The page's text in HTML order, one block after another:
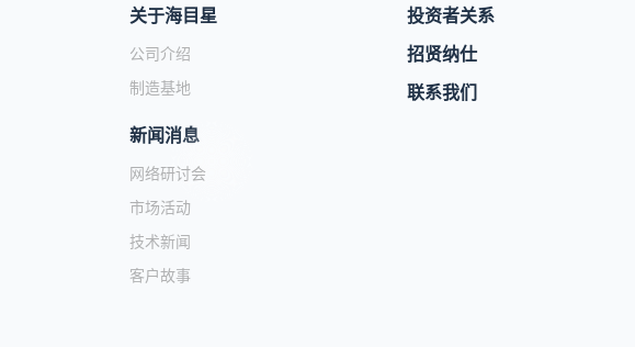
关于海目星
公司介绍
制造基地
新闻消息
网络研讨会
市场活动
技术新闻
客户故事
投资者关系
招贤纳仕
联系我们